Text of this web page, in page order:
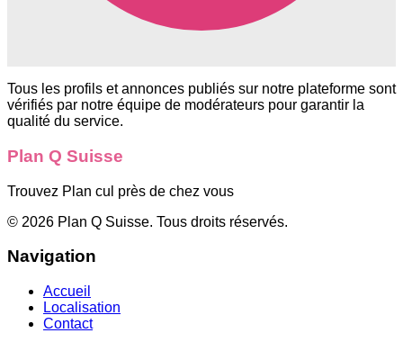
Tous les profils et annonces publiés sur notre plateforme sont
vérifiés par notre équipe de modérateurs pour garantir la
qualité du service.
Plan Q Suisse
Trouvez Plan cul près de chez vous
© 2026 Plan Q Suisse. Tous droits réservés.
Navigation
Accueil
Localisation
Contact